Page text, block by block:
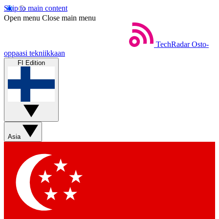
Skip to main content
Open menu Close main menu
TechRadar Osto-
oppaasi tekniikkaan
FI Edition
Asia